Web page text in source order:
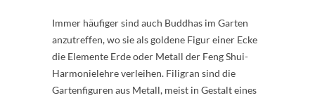
Immer häufiger sind auch Buddhas im Garten
anzutreffen, wo sie als goldene Figur einer Ecke
die Elemente Erde oder Metall der Feng Shui-
Harmonielehre verleihen. Filigran sind die
Gartenfiguren aus Metall, meist in Gestalt eines